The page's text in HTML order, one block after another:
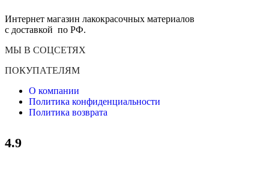
Интернет магазин лакокрасочных материалов
с доставкой по РФ.
МЫ В СОЦСЕТЯХ
ПОКУПАТЕЛЯМ
О компании
Политика конфиденциальности
Политика возврата
4.9